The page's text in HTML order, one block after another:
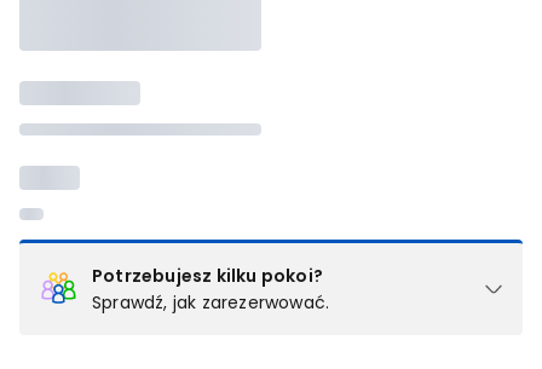
Potrzebujesz kilku pokoi?
Sprawdź, jak zarezerwować.